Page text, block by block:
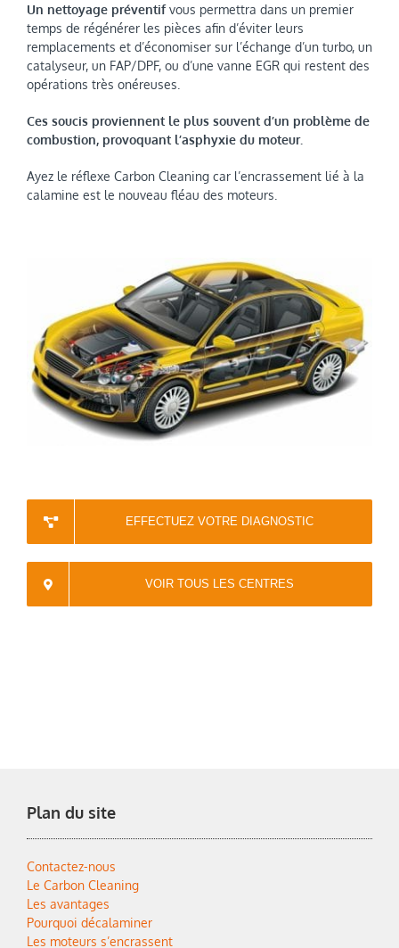
Un nettoyage préventifvous permettra dans un premier
temps de régénérer les pièces afin d’éviter leurs
remplacements et d’économiser sur l’échange d’un turbo, un
catalyseur, un FAP/DPF, ou d’une vanne EGR qui restent des
opérations très onéreuses.
Ces soucis proviennent le plus souvent d’un problème de
combustion, provoquant l’asphyxie du moteur.
Ayez le réflexe Carbon Cleaning car l’encrassement lié à la
calamine est le nouveau fléau des moteurs.
EFFECTUEZ VOTRE DIAGNOSTIC
VOIR TOUS LES CENTRES
Plan du site
Contactez-nous
Le Carbon Cleaning
Les avantages
Pourquoi décalaminer
Les moteurs s’encrassent